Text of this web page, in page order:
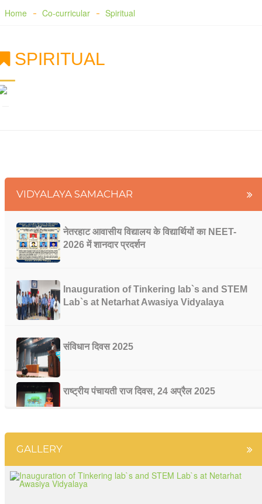
Home Co-curricular Spiritual
SPIRITUAL
VIDYALAYA SAMACHAR
नेतरहाट आवासीय विद्यालय के विद्यार्थियों का NEET-
2026 में शानदार प्रदर्शन
Inauguration of Tinkering lab`s and STEM
Lab`s at Netarhat Awasiya Vidyalaya
संविधान दिवस 2025
राष्ट्रीय पंचायती राज दिवस, 24 अप्रैल 2025
भारतीय संविधान के 75 वर्ष पूरे होने पर राजनीति विज्ञान
GALLERY